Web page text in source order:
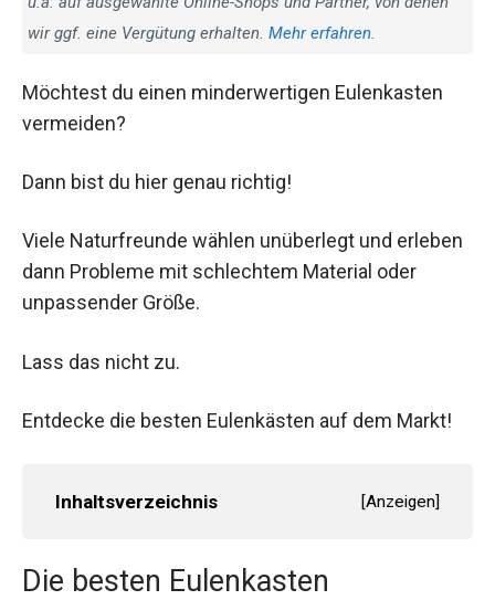
wir ggf. eine Vergütung erhalten. Mehr erfahren.
Möchtest du einen minderwertigen Eulenkasten
vermeiden?
Dann bist du hier genau richtig!
Viele Naturfreunde wählen unüberlegt und erleben
dann Probleme mit schlechtem Material oder
unpassender Größe.
Lass das nicht zu.
Entdecke die besten Eulenkästen auf dem Markt!
Inhaltsverzeichnis [Anzeigen]
Die besten Eulenkasten